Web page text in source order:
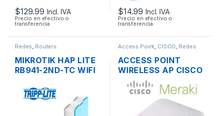
$129.99 Incl. IVA
Precio en efectivo o
transferencia
$14.99 Incl. IVA
Precio en efectivo o
transferencia
Redes Routers
MIKROTIK HAP LITE
RB941-2ND-TC WIFI
PUERTOS 10/100
Access Point CISCO Redes
ACCESS POINT
WIRELESS AP CISCO
MERAKI MR12 CLOUD
MANAGED AP
2.4GHZ SOPORTE
POE OUTDOOR